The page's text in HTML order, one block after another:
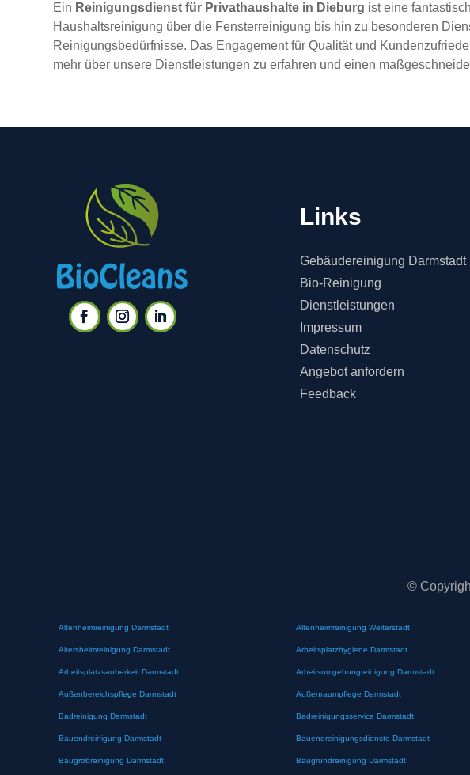
Ein Reinigungsdienst für Privathaushalte in Dieburg ist eine
Haushaltsreinigung über die Fensterreinigung bis hin zu besonderen
Reinigungsbedürfnisse. Das Engagement für Qualität und
mehr über unsere Dienstleistungen zu erfahren und einen
Links
Gebäudereinigung Darmstadt
Bio-Reinigung
Dienstleistungen
Impressum
Datenschutz
Angebot anfordern
Feedback
©
Altenheimreinigung Darmstadt Altenheimreinigung Weiterstadt
Altersheimreinigung Darmstadt Arbeitsplatzhygiene Darmstadt
Arbeitsplatzsauberkeit Darmstadt Arbeitsumgebungreinigung Darmstadt
Außenbereichspflege Darmstadt Außenraumpflege Darmstadt
Badreinigung Darmstadt Badreinigungsservice Darmstadt
Bauendreinigung Darmstadt Bauendreinigungsdienste Darmstadt
Baugrobreinigung Darmstadt Baugrundreinigung Darmstadt